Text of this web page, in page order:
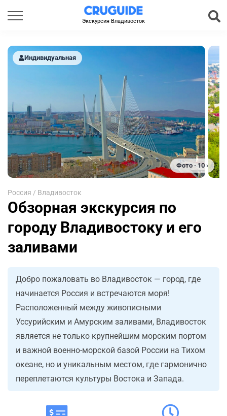
Экскурсия Владивосток
Индивидуальная
Фото · 10 ›
Россия / Владивосток
Обзорная экскурсия по
городу Владивостоку и его
заливами
Добро пожаловать во Владивосток — город, где
начинается Россия и встречаются моря!
Расположенный между живописными
Уссурийским и Амурским заливами, Владивосток
является не только крупнейшим морским портом
и важной военно-морской базой России на Тихом
океане, но и уникальным местом, где гармонично
переплетаются культуры Востока и Запада.